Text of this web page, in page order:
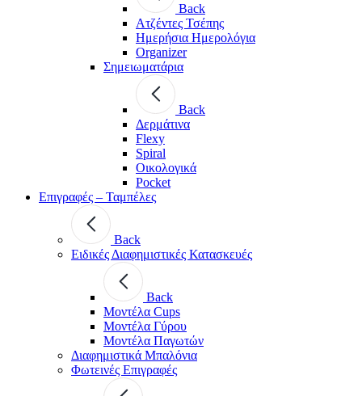
Back
Ατζέντες Τσέπης
Ημερήσια Ημερολόγια
Organizer
Σημειωματάρια
Back
Δερμάτινα
Flexy
Spiral
Οικολογικά
Pocket
Επιγραφές – Ταμπέλες
Back
Ειδικές Διαφημιστικές Κατασκευές
Back
Μοντέλα Cups
Μοντέλα Γύρου
Μοντέλα Παγωτών
Διαφημιστικά Μπαλόνια
Φωτεινές Επιγραφές